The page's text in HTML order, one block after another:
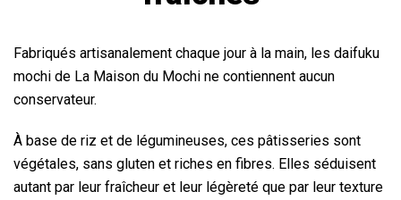
Fabriqués artisanalement chaque jour à la main, les daifuku
mochi de La Maison du Mochi ne contiennent aucun
conservateur.
À base de riz et de légumineuses, ces pâtisseries sont
végétales, sans gluten et riches en fibres. Elles séduisent
autant par leur fraîcheur et leur légèreté que par leur texture